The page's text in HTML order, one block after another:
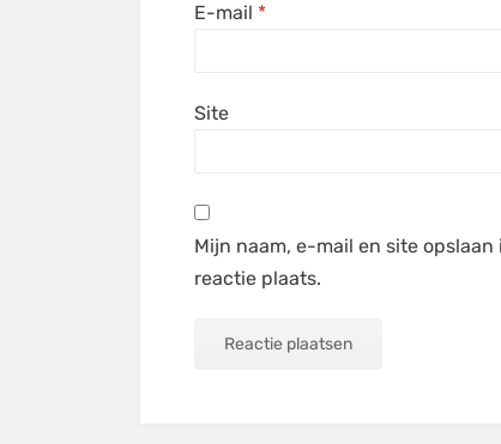
E-mail *
Site
Mijn naam, e-mail en site
reactie plaats.